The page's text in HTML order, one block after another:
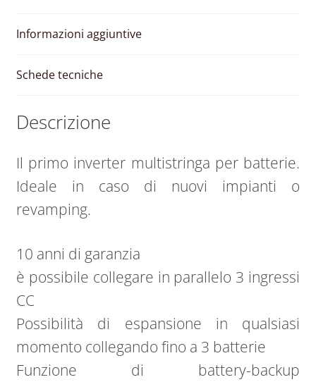
Informazioni aggiuntive
Schede tecniche
Descrizione
Il primo inverter multistringa per batterie.
Ideale in caso di nuovi impianti o
revamping.
10 anni di garanzia
è possibile collegare in parallelo 3 ingressi
CC
Possibilità di espansione in qualsiasi
momento collegando fino a 3 batterie
Funzione di battery-backup